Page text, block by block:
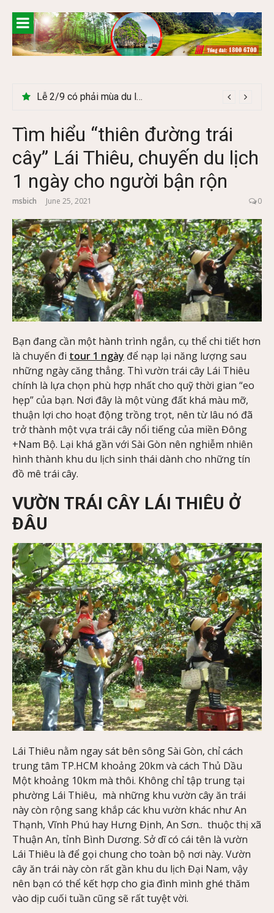
content
Lễ 2/9 có phải mùa du lịch Hà Giang đẹp không?
Tìm hiểu “thiên đường trái
cây” Lái Thiêu, chuyến du lịch
1 ngày cho người bận rộn
msbich June 25, 2021 0
Bạn đang cần một hành trình ngắn, cụ thể chi tiết hơn
là chuyến đi tour 1 ngày để nạp lại năng lượng sau
những ngày căng thẳng. Thì vườn trái cây Lái Thiêu
chính là lựa chọn phù hợp nhất cho quỹ thời gian “eo
hẹp” của bạn. Nơi đây là một vùng đất khá màu mỡ,
thuận lợi cho hoạt động trồng trọt, nên từ lâu nó đã
trở thành một vựa trái cây nổi tiếng của miền Đông
+Nam Bộ. Lại khá gần với Sài Gòn nên nghiễm nhiên
hình thành khu du lịch sinh thái dành cho những tín
đồ mê trái cây.
VƯỜN TRÁI CÂY LÁI THIÊU Ở
ĐÂU
Lái Thiêu nằm ngay sát bên sông Sài Gòn, chỉ cách
trung tâm TP.HCM khoảng 20km và cách Thủ Dầu
Một khoảng 10km mà thôi. Không chỉ tập trung tại
phường Lái Thiêu, mà những khu vườn cây ăn trái
này còn rộng sang khắp các khu vườn khác như An
Thạnh, Vĩnh Phú hay Hưng Định, An Sơn.. thuộc thị xã
Thuận An, tỉnh Bình Dương. Sở dĩ có cái tên là vườn
Lái Thiêu là để gọi chung cho toàn bộ nơi này. Vườn
cây ăn trái này còn rất gần khu du lịch Đại Nam, vậy
nên bạn có thể kết hợp cho gia đình mình ghé thăm
vào dịp cuối tuần cũng sẽ rất tuyệt vời.